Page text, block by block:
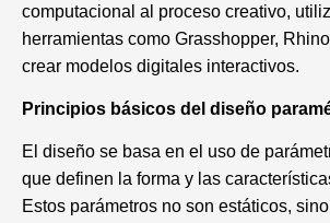
computacional al proceso creativo,
herramientas como Grasshopper,
crear modelos digitales interactivos.
Principios básicos del diseño
El diseño se basa en el uso de
que definen la forma y las
Estos parámetros no son estáticos,